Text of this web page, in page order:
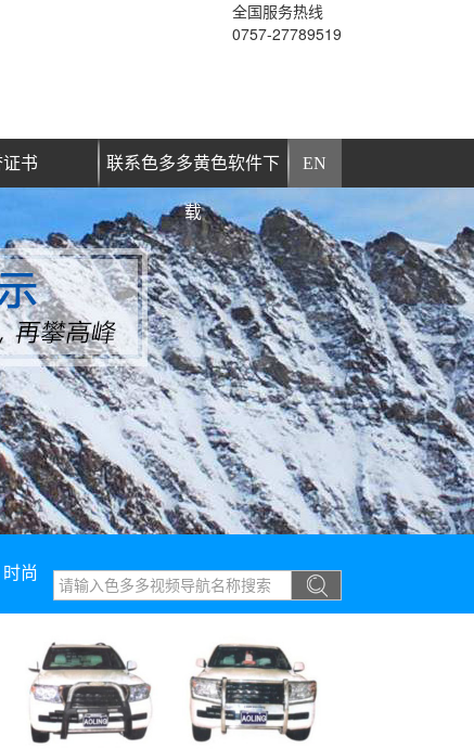
全国服务热线
0757-27789519
书 联系色多多黄色软件下
载
EN
时尚